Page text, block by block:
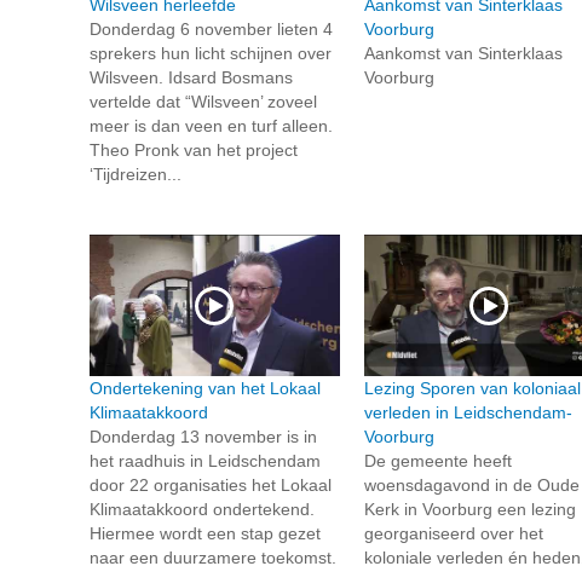
Wilsveen herleefde
Donderdag 6 november lieten 4
sprekers hun licht schijnen over
Wilsveen. Idsard Bosmans
vertelde dat “Wilsveen’ zoveel
meer is dan veen en turf alleen.
Theo Pronk van het project
‘Tijdreizen...
Aankomst van Sinterklaas
Voorburg
Aankomst van Sinterklaas
Voorburg
Ondertekening van het Lokaal
Klimaatakkoord
Donderdag 13 november is in
het raadhuis in Leidschendam
door 22 organisaties het Lokaal
Klimaatakkoord ondertekend.
Hiermee wordt een stap gezet
naar een duurzamere toekomst.
Lezing Sporen van koloniaal
verleden in Leidschendam-
Voorburg
De gemeente heeft
woensdagavond in de Oude
Kerk in Voorburg een lezing
georganiseerd over het
koloniale verleden én heden.